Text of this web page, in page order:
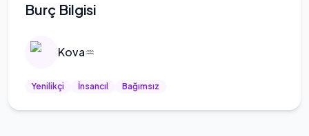
Burç Bilgisi
Kova♒
Yenilikçi İnsancıl Bağımsız